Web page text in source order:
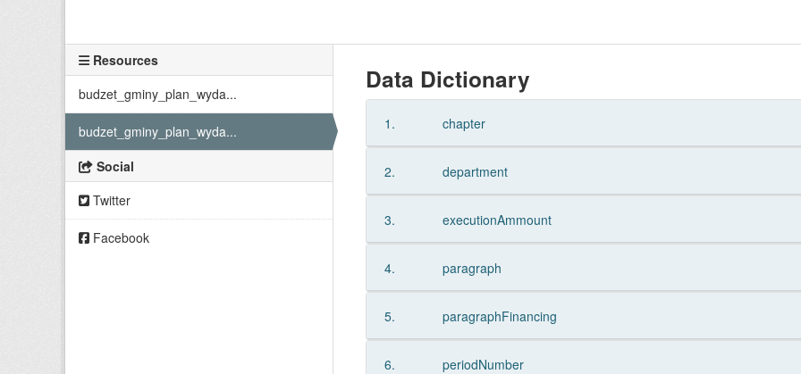
Resources
budzet_gminy_plan_wyda...
budzet_gminy_plan_wyda...
Social
Twitter
Facebook
Data Dictionary
1. chapter
2. department
3. executionAmmount
4. paragraph
5. paragraphFinancing
6. periodNumber